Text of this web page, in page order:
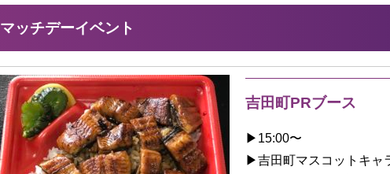
マッチデーイベント
吉田町PRブース
▶︎15:00〜
▶︎吉田町マスコットキャ